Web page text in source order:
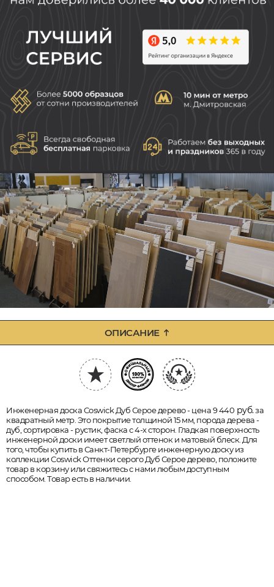
ОПИСАНИЕ
Инженерная доска Coswick Дуб Серое дерево - цена 9 440 руб.за
квадратный метр. Это покрытие толщиной 15 мм, порода дерева -
дуб, сортировка - рустик, фаска с 4-х сторон. Гладкая поверхность
инженерной доски имеет светлый оттенок и матовый блеск. Для
того, чтобы купить в Санкт-Петербурге инженерную доску из
коллекции Coswick Оттенки серого Дуб Серое дерево, положите
товар в корзину или свяжитесь с нами любым доступным
способом. Товар есть в наличии.